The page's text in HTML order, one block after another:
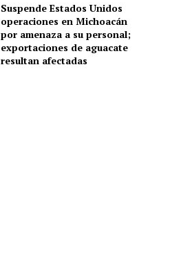
Suspende Estados Unidos
operaciones en Michoacán
por amenaza a su personal;
exportaciones de aguacate
resultan afectadas